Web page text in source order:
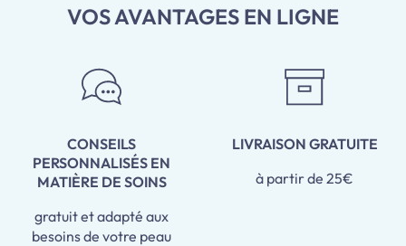
VOS AVANTAGES EN LIGNE
CONSEILS
PERSONNALISÉS EN
MATIÈRE DE SOINS
gratuit et adapté aux
besoins de votre peau
LIVRAISON GRATUITE
à partir de 25€